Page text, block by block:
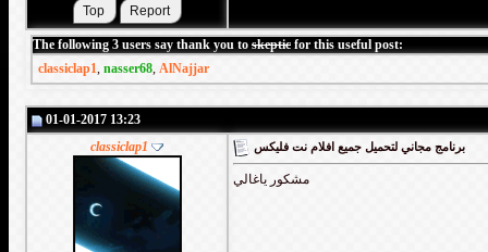
The following 3 users say thank you to skeptic for this useful post:
classiclap1, nasser68, AlNajjar
01-01-2017 13:23
classiclap1
برنامج مجاني لتحميل جميع افلام نت فليكس
مشكور ياغالي